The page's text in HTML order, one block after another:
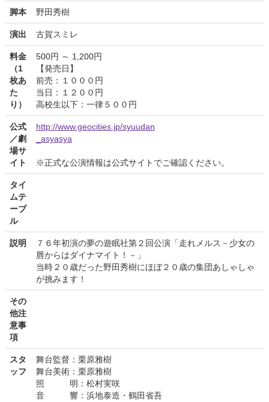
脚本 野田秀樹
演出 古賀スミレ
料金
（1
枚あ
た
り）
500円 ～ 1,200円
【発売日】
前売：１０００円
当日：１２００円
高校生以下：一律５００円
公式
／劇
場サ
イト
http://www.geocities.jp/syuudan
_asyasya
※正式な公演情報は公式サイトでご確認ください。
タイ
ムテ
ーブ
ル
説明
７６年初演の夢の遊眠社第２回公演「走れメルス－少女の
唇からはダイナマイト！－」
当時２０歳だった野田秀樹にほぼ２０歳の集団あしゃしゃ
が挑みます！
その
他注
意事
項
スタ
ッフ
舞台監督：栗原雅樹
舞台美術：栗原雅樹
照 明：松村実咲
音 響：浜地泰造・鶴田省吾